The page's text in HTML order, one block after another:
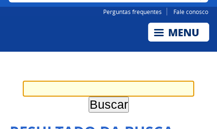
Perguntas frequentes Fale conosco